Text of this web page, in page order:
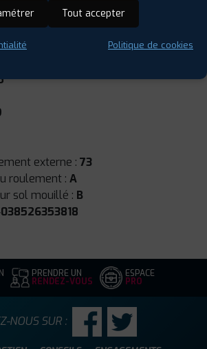
externe : 73
roulement : A
sol mouillé : B
PRENDRE UN
RENDEZ-VOUS
ESPACE
PRO
NOUS SUR :
Tout accepter
Politique de cookies